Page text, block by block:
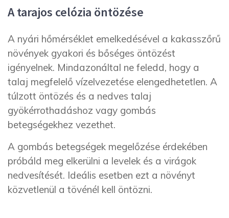
A tarajos celózia öntözése
A nyári hőmérséklet emelkedésével a kakasszőrű
növények gyakori és bőséges öntözést
igényelnek. Mindazonáltal ne feledd, hogy a
talaj megfelelő vízelvezetése elengedhetetlen. A
túlzott öntözés és a nedves talaj
gyökérrothadáshoz vagy gombás
betegségekhez vezethet.
A gombás betegségek megelőzése érdekében
próbáld meg elkerülni a levelek és a virágok
nedvesítését. Ideális esetben ezt a növényt
közvetlenül a tövénél kell öntözni.